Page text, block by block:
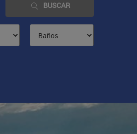
BUSCAR